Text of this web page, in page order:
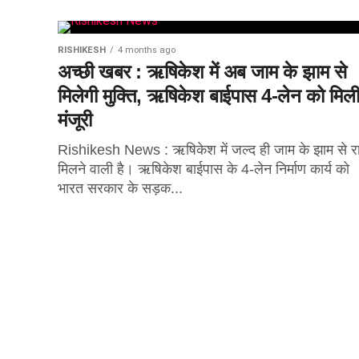
RISHIKESH 4 months ago
अच्छी खबर : ऋषिकेश में अब जाम के झाम से
मिलेगी मुक्ति, ऋषिकेश बाईपास 4-लेन को मिली
मंजूरी
Rishikesh News : ऋषिकेश में जल्द ही जाम के झाम से
मिलने वाली है। ऋषिकेश बाईपास के 4-लेन निर्माण कार्य को
भारत सरकार के सड़क...